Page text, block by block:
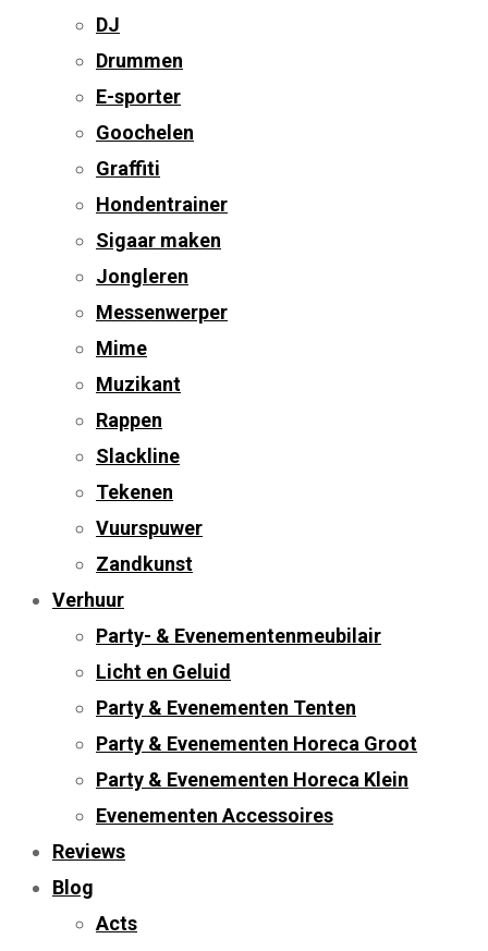
DJ
Drummen
E-sporter
Goochelen
Graffiti
Hondentrainer
Sigaar maken
Jongleren
Messenwerper
Mime
Muzikant
Rappen
Slackline
Tekenen
Vuurspuwer
Zandkunst
Verhuur
Party- & Evenementenmeubilair
Licht en Geluid
Party & Evenementen Tenten
Party & Evenementen Horeca Groot
Party & Evenementen Horeca Klein
Evenementen Accessoires
Reviews
Blog
Acts